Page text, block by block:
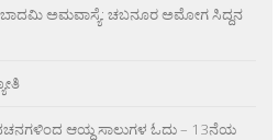
ಬಾದಮಿ ಅಮವಾಸ್ಯೆ: ಚಬನೂರ ಅಮೋಗ ಸಿದ್ದನ
ಆಯ್ದ ಸಾಲುಗಳ ಓದು – 13ನೆಯ